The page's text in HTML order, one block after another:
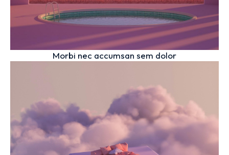
Morbi nec accumsan sem dolor